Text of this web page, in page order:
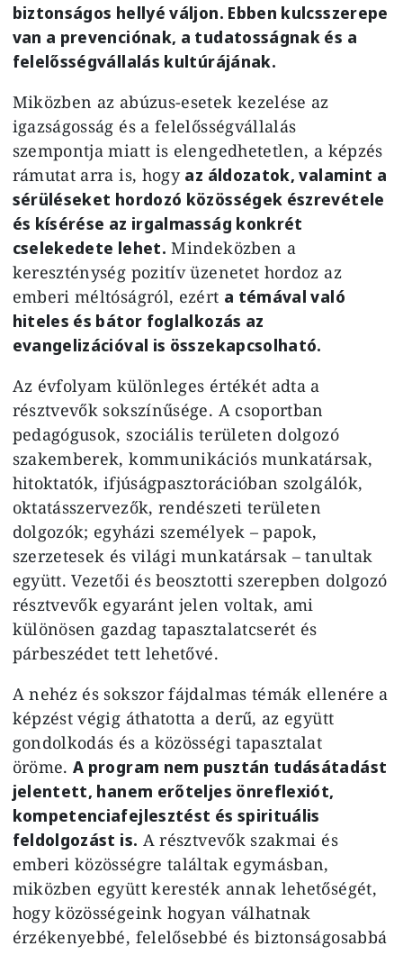
biztonságos hellyé váljon. Ebben kulcsszerepe
van a prevenciónak, a tudatosságnak és a
felelősségvállalás kultúrájának.
Miközben az abúzus-esetek kezelése az
igazságosság és a felelősségvállalás
szempontja miatt is elengedhetetlen, a képzés
rámutat arra is, hogy az áldozatok, valamint a
sérüléseket hordozó közösségek észrevétele
és kísérése az irgalmasság konkrét
cselekedete lehet. Mindeközben a
kereszténység pozitív üzenetet hordoz az
emberi méltóságról, ezért a témával való
hiteles és bátor foglalkozás az
evangelizációval is összekapcsolható.
Az évfolyam különleges értékét adta a
résztvevők sokszínűsége. A csoportban
pedagógusok, szociális területen dolgozó
szakemberek, kommunikációs munkatársak,
hitoktatók, ifjúságpasztorációban szolgálók,
oktatásszervezők, rendészeti területen
dolgozók; egyházi személyek – papok,
szerzetesek és világi munkatársak – tanultak
együtt. Vezetői és beosztotti szerepben dolgozó
résztvevők egyaránt jelen voltak, ami
különösen gazdag tapasztalatcserét és
párbeszédet tett lehetővé.
A nehéz és sokszor fájdalmas témák ellenére a
képzést végig áthatotta a derű, az együtt
gondolkodás és a közösségi tapasztalat
öröme.A program nem pusztán tudásátadást
jelentett, hanem erőteljes önreflexiót,
kompetenciafejlesztést és spirituális
feldolgozást is. A résztvevők szakmai és
emberi közösségre találtak egymásban,
miközben együtt keresték annak lehetőségét,
hogy közösségeink hogyan válhatnak
érzékenyebbé, felelősebbé és biztonságosabbá